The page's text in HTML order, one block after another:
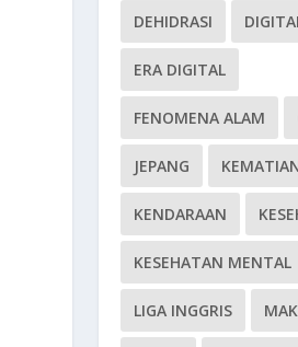
DEHIDRASI
ERA DIGITAL
FENOMENA ALAM
JEPANG
KENDARAAN
KESEHATAN MENTAL
LIGA INGGRIS